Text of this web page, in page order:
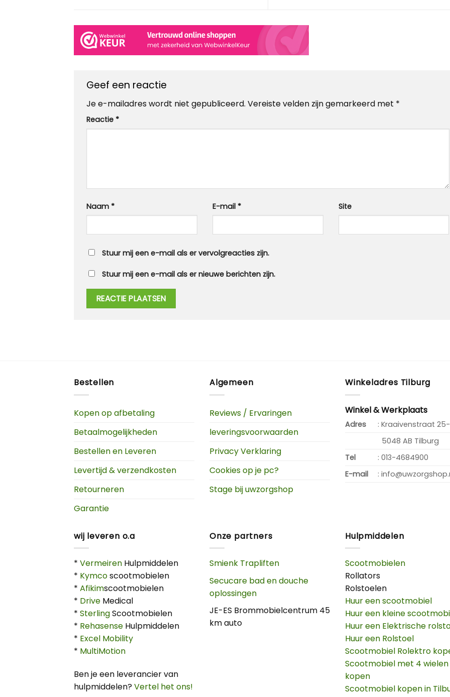
Geef een reactie
Je e-mailadres wordt niet gepubliceerd. Vereiste velden zijn gemarkeerd met *
Reactie *
Naam * E-mail * Site
Stuur mij een e-mail als er vervolgreacties zijn.
Stuur mij een e-mail als er nieuwe berichten zijn.
Bestellen
Kopen op afbetaling
Betaalmogelijkheden
Bestellen en Leveren
Levertijd & verzendkosten
Retourneren
Garantie
Algemeen
Reviews / Ervaringen
leveringsvoorwaarden
Privacy Verklaring
Cookies op je pc?
Stage bij uwzorgshop
Winkeladres Tilburg
Winkel & Werkplaats
Adres
: Kraaivenstraat 25-
5048 AB Tilburg
Tel
: 013-4684900
E-mail
:
wij leveren o.a
* Vermeiren Hulpmiddelen
* Kymcoscootmobielen
* Afikimscootmobielen
* Drive Medical
* SterlingScootmobielen
* Rehasense Hulpmiddelen
* Excel Mobility
* MultiMotion
Ben je een leverancier van
hulpmiddelen?Vertel het ons!
Onze partners
Smienk Trapliften
Secucare bad en douche
oplossingen
JE-ES Brommobielcentrum 45
km auto
Hulpmiddelen
Scootmobielen
Rollators
Rolstoelen
Huur een scootmobiel
Huur een kleine
Huur een Elektrische
Huur een Rolstoel
Scootmobiel Rolektro
Scootmobiel met 4 wielen
kopen
Scootmobiel kopen in